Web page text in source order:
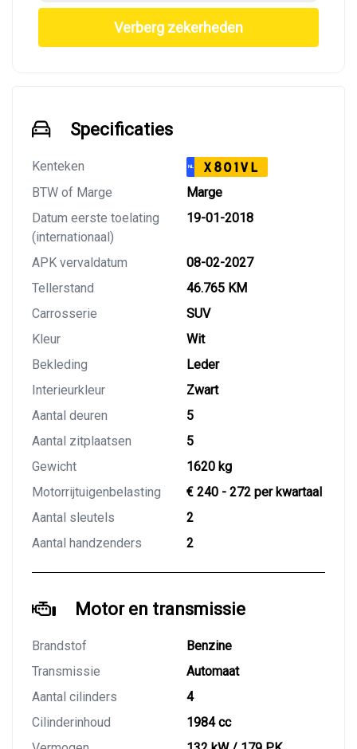
Verberg zekerheden
Specificaties
Kenteken NL X801VL
BTW of Marge
Marge
Datum eerste toelating
(internationaal)
19-01-2018
APK vervaldatum
08-02-2027
Tellerstand
46.765 KM
Carrosserie
SUV
Kleur
Wit
Bekleding
Leder
Interieurkleur
Zwart
Aantal deuren
5
Aantal zitplaatsen
5
Gewicht
1620 kg
Motorrijtuigenbelasting
€ 240 - 272 per kwartaal
Aantal sleutels
2
Aantal handzenders
2
Motor en transmissie
Brandstof
Benzine
Transmissie
Automaat
Aantal cilinders
4
Cilinderinhoud
1984 cc